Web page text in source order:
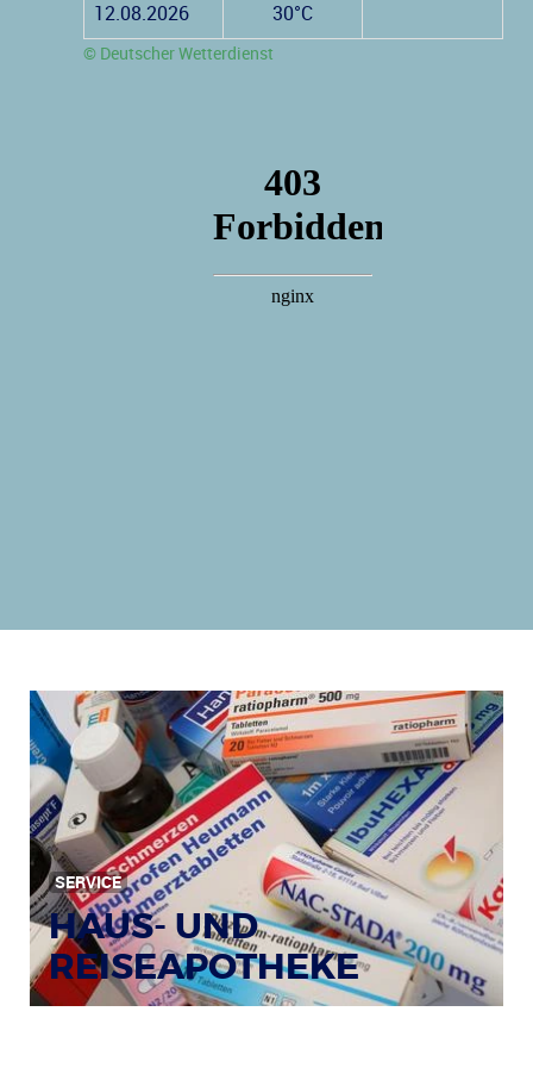
12.08.2026 30°C
© Deutscher Wetterdienst
SERVICE
HAUS- UND
REISEAPOTHEKE